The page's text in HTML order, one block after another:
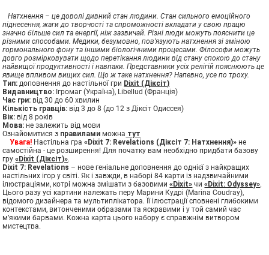
Натхнення – це доволі дивний стан людини. Стан сильного емоційного
піднесення, жаги до творчості та спроможності вкладати у свою працю
значно більше сил та енергії, ніж зазвичай. Різні люди можуть пояснити це
різними способами. Медики, безумовно, пов’язують натхнення зі зміною
гормонального фону та іншими біологічними процесами. Філософи можуть
довго розмірковувати щодо перетікання людини від стану спокою до стану
найвищої продуктивності і навпаки. Представники усіх релігій пояснюють це
явище впливом вищих сил. Що ж таке натхнення? Напевно, усе по троху.
Тип: доповнення до настільної гри Dixit (Діксіт)
Видавництво: Ігромаг (Україна), Libellud (Франція)
Час гри: від 30 до 60 хвилин
Кількість гравців: від 3 до 8 (до 12 з Діксіт Одиссея)
Вік: від 8 років
Мова: не залежить від мови
Ознайомитися з правилами можна тут
Увага! Настільна гра«Dixit 7: Revelations (Діксіт 7: Натхнення)» не
самостійна - це розширення! Для початку вам необхідно придбати базову
гру«Dixit (Діксіт)».
Dixit 7: Revelations – нове геніальне доповнення до однієї з найкращих
настільних ігор у світі. Як і завжди, в наборі 84 карти із надзвичайними
ілюстраціями, котрі можна змішати з базовими«Dixit» чи«Dixit: Odyssey».
Цього разу усі картини належать перу Марини Кудрі (Marina Coudray),
відомого дизайнера та мультиплікатора. Її ілюстрації сповнені глибокими
контекстами, витонченими образами та яскравими і у той самий час
м’якими барвами. Кожна карта цього набору є справжнім витвором
мистецтва.